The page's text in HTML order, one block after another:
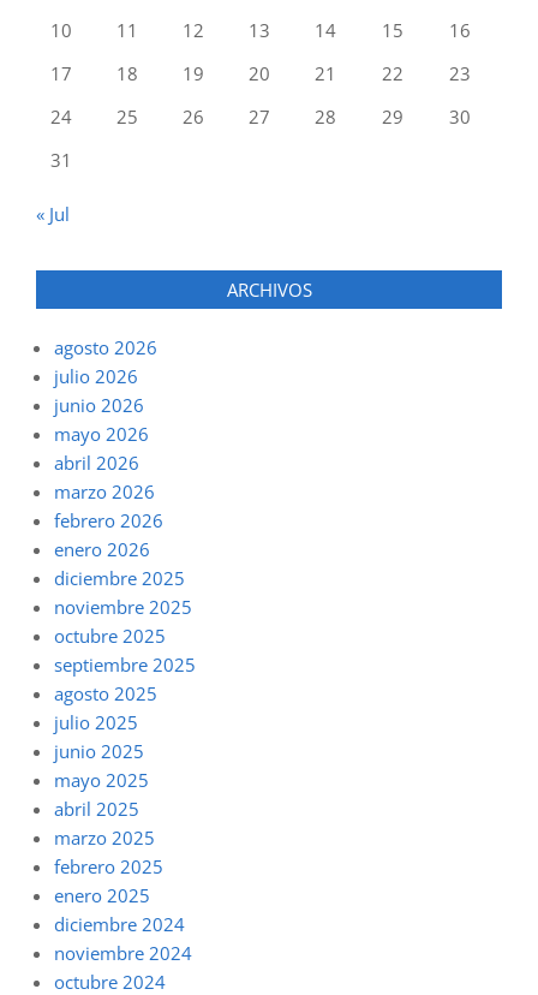
10
11 12 13 14 15
16
17
18 19 20 21 22
23
24
25 26 27 28 29
30
31
« Jul
ARCHIVOS
agosto 2026
julio 2026
junio 2026
mayo 2026
abril 2026
marzo 2026
febrero 2026
enero 2026
diciembre 2025
noviembre 2025
octubre 2025
septiembre 2025
agosto 2025
julio 2025
junio 2025
mayo 2025
abril 2025
marzo 2025
febrero 2025
enero 2025
diciembre 2024
noviembre 2024
octubre 2024